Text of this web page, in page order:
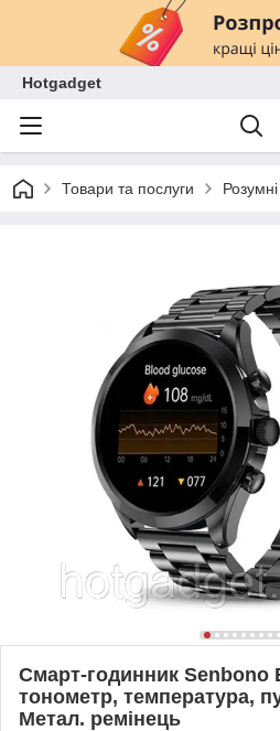
Hotgadget
Товари та послуги
Смарт-годинник Senbono
тонометр, температура,
Метал. ремінець